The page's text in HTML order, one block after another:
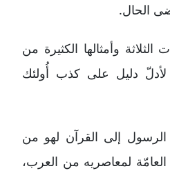
الحال.
وأمثالها الكثيرة من
لأدلّ دليل على كذب أُولئك
إلى القرآن لهو من
لمعاصريه من العرب،